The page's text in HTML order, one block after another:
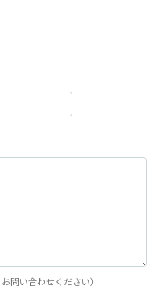
問い合わせください）